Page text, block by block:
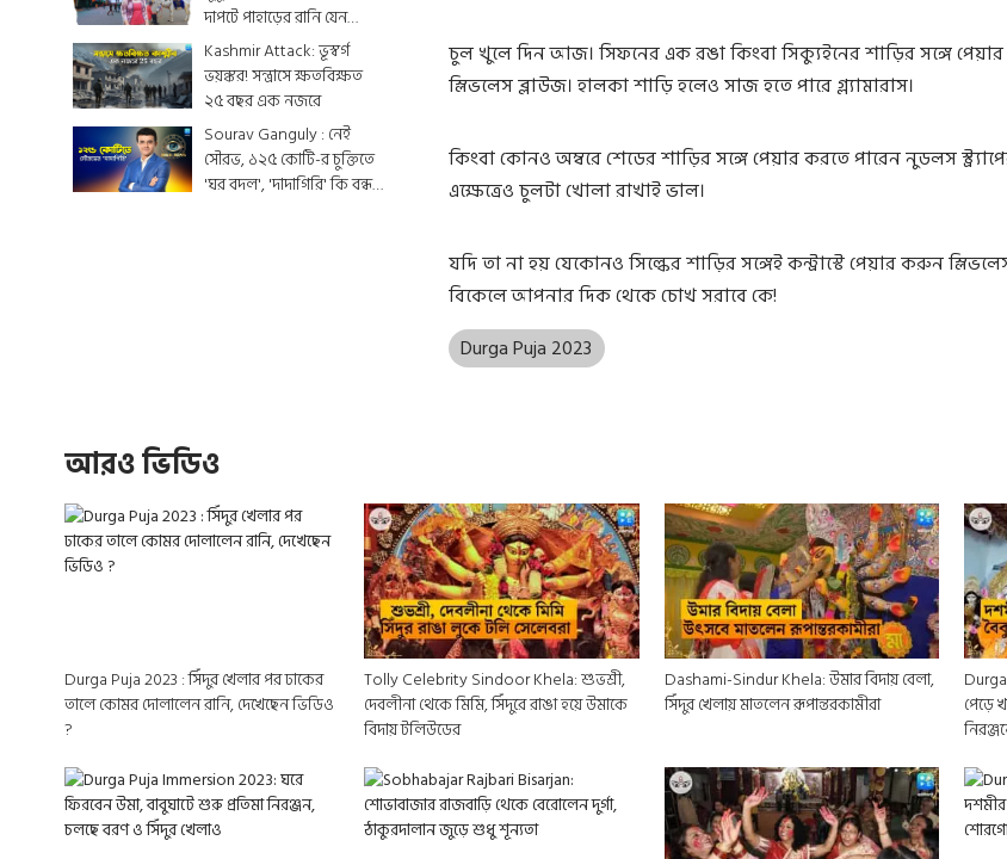
দাপটে পাহাড়ের রানি যেন
একটুকরো স্বর্গ
Kashmir Attack: ভূস্বর্গ
ভয়ঙ্কর! সন্ত্রাসে ক্ষতবিক্ষত
২৫ বছর এক নজরে
Sourav Ganguly : নেই
সৌরভ, ১২৫ কোটি-র চুক্তিতে
'ঘর বদল', 'দাদাগিরি' কি বন্ধ
চুল খুলে দিন আজ। সিফনের এক রঙা কিংবা সিক্যুইনের শাড়ির সঙ্গে
স্লিভলেস ব্লাউজ। হালকা শাড়ি হলেও সাজ হতে পারে গ্ল্যামারাস।
কিংবা কোনও অম্বরে শেডের শাড়ির সঙ্গে পেয়ার করতে পারেন নুডলস
এক্ষেত্রেও চুলটা খোলা রাখাই ভাল।
যদি তা না হয় যেকোনও সিল্কের শাড়ির সঙ্গেই কন্ট্রাস্টে পেয়ার করুন
বিকেলে আপনার দিক থেকে চোখ সরাবে কে!
Durga Puja 2023
আরও ভিডিও
Durga Puja 2023 : সিঁদুর খেলার পর ঢাকের
তালে কোমর দোলালেন রানি, দেখেছেন ভিডিও
?
Tolly Celebrity Sindoor Khela: শুভশ্রী,
দেবলীনা থেকে মিমি, সিঁদুরে রাঙা হয়ে উমাকে
বিদায় টলিউডের
Dashami-Sindur Khela: উমার বিদায় বেলা,
সিঁদুর খেলায় মাতলেন রূপান্তরকামীরা
পেড়ে